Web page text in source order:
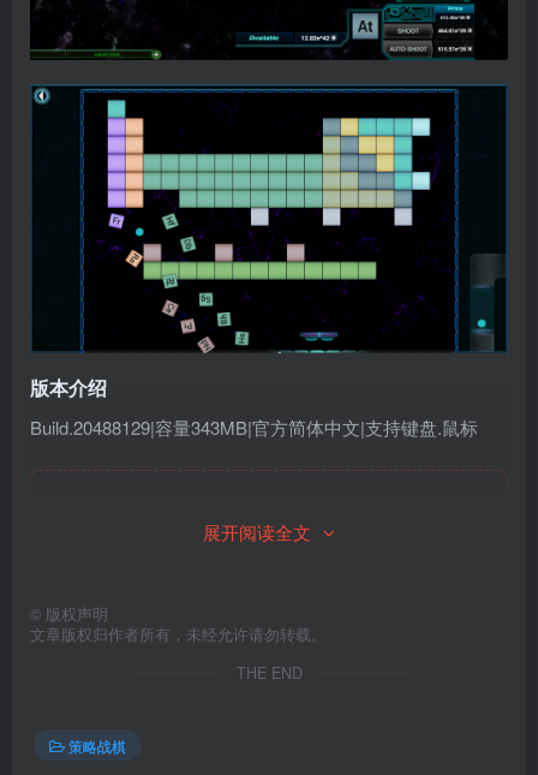
版本介绍
Build.20488129|容量343MB|官方简体中文|支持键盘.鼠标
展开阅读全文
© 版权声明
文章版权归作者所有，未经允许请勿转载。
THE END
策略战棋